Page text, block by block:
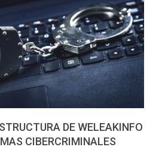
DE WELEAKINFO
CIBERCRIMINALES